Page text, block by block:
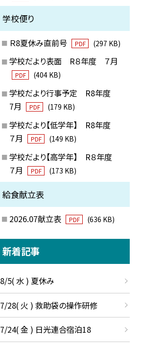
学校便り
Ｒ8夏休み直前号 PDF (297 KB)
学校だより表面 R８年度 ７月
PDF (404 KB)
学校だより行事予定 R8年度
7月
PDF (179 KB)
学校だより【低学年】 R8年度
７月
PDF (149 KB)
学校だより【高学年】 R８年度
７月
PDF (173 KB)
給食献立表
2026.07献立表 PDF (636 KB)
新着記事
8/5( 水 ) 夏休み
7/28( 火 ) 救助袋の操作研修
7/24( 金 ) 日光連合宿泊18